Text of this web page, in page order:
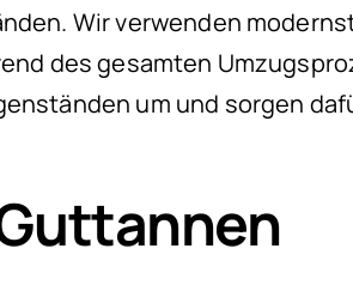
Wir verwenden
des gesamten
um und sorgen